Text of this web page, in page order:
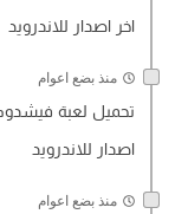
اخر اصدار للاندرويد
منذ بضع اعوام
اصدار للاندرويد
منذ بضع اعوام